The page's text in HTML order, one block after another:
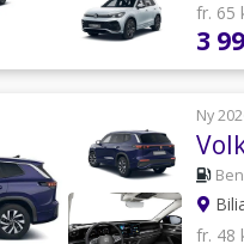
fr. 65
3
Ny
fr. 48